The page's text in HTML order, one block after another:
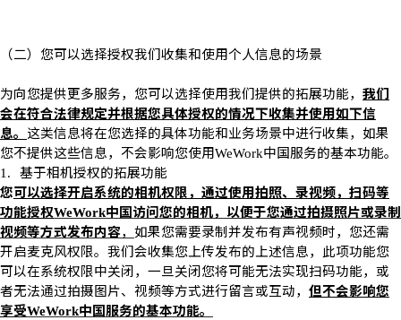
（二）您可以选择授权我们收集和使用个人信息的场景
为向您提供更多服务，您可以选择使用我们提供的拓展功能， 我们
会在符合法律规定并根据您具体授权的情况下收集并使用如下信
息。 这类信息将在您选择的具体功能和业务场景中进行收集，如果
您不提供这些信息，不会影响您使用WeWork中国服务的基本功能。
1.
基于相机授权的拓展功能
您可以选择开启系统的相机权限，通过使用拍照、录视频，扫码等
功能授权WeWork中国访问您的相机，以便于您通过拍摄照片或录制
视频等方式发布内容， 如果您需要录制并发布有声视频时，您还需
开启麦克风权限。我们会收集您上传发布的上述信息，此项功能您
可以在系统权限中关闭，一旦关闭您将可能无法实现扫码功能，或
者无法通过拍摄图片、视频等方式进行留言或互动， 但不会影响您
享受WeWork中国服务的基本功能。